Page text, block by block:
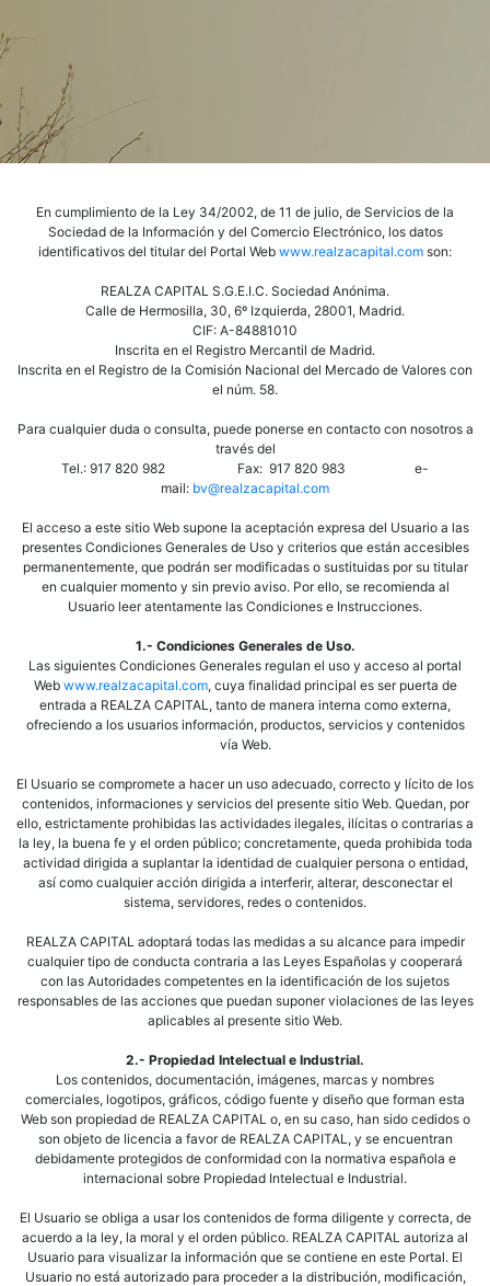
En cumplimiento de la Ley 34/2002, de 11 de julio, de Servicios de la
Sociedad de la Información y del Comercio Electrónico, los datos
identificativos del titular del Portal Web www.realzacapital.com son:
REALZA CAPITAL S.G.E.I.C. Sociedad Anónima.
Calle de Hermosilla, 30, 6º Izquierda, 28001, Madrid.
CIF: A-84881010
Inscrita en el Registro Mercantil de Madrid.
Inscrita en el Registro de la Comisión Nacional del Mercado de Valores con
el núm. 58.
Para cualquier duda o consulta, puede ponerse en contacto con nosotros a
través del
Tel.: 917 820 982 Fax: 917 820 983 e-
mail: bv@realzacapital.com
El acceso a este sitio Web supone la aceptación expresa del Usuario a las
presentes Condiciones Generales de Uso y criterios que están accesibles
permanentemente, que podrán ser modificadas o sustituidas por su titular
en cualquier momento y sin previo aviso. Por ello, se recomienda al
Usuario leer atentamente las Condiciones e Instrucciones.
1.- Condiciones Generales de Uso.
Las siguientes Condiciones Generales regulan el uso y acceso al portal
Web www.realzacapital.com, cuya finalidad principal es ser puerta de
entrada a REALZA CAPITAL, tanto de manera interna como externa,
ofreciendo a los usuarios información, productos, servicios y contenidos
vía Web.
El Usuario se compromete a hacer un uso adecuado, correcto y lícito de los
contenidos, informaciones y servicios del presente sitio Web. Quedan, por
ello, estrictamente prohibidas las actividades ilegales, ilícitas o contrarias a
la ley, la buena fe y el orden público; concretamente, queda prohibida toda
actividad dirigida a suplantar la identidad de cualquier persona o entidad,
así como cualquier acción dirigida a interferir, alterar, desconectar el
sistema, servidores, redes o contenidos.
REALZA CAPITAL adoptará todas las medidas a su alcance para impedir
cualquier tipo de conducta contraria a las Leyes Españolas y cooperará
con las Autoridades competentes en la identificación de los sujetos
responsables de las acciones que puedan suponer violaciones de las leyes
aplicables al presente sitio Web.
2.- Propiedad Intelectual e Industrial.
Los contenidos, documentación, imágenes, marcas y nombres
comerciales, logotipos, gráficos, código fuente y diseño que forman esta
Web son propiedad de REALZA CAPITAL o, en su caso, han sido cedidos o
son objeto de licencia a favor de REALZA CAPITAL, y se encuentran
debidamente protegidos de conformidad con la normativa española e
internacional sobre Propiedad Intelectual e Industrial.
El Usuario se obliga a usar los contenidos de forma diligente y correcta, de
acuerdo a la ley, la moral y el orden público. REALZA CAPITAL autoriza al
Usuario para visualizar la información que se contiene en este Portal. El
Usuario no está autorizado para proceder a la distribución, modificación,